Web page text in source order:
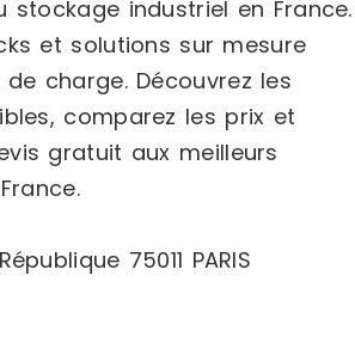
stockage industriel en France.
et solutions sur mesure
charge. Découvrez les
comparez les prix et
gratuit aux meilleurs
75011 PARIS